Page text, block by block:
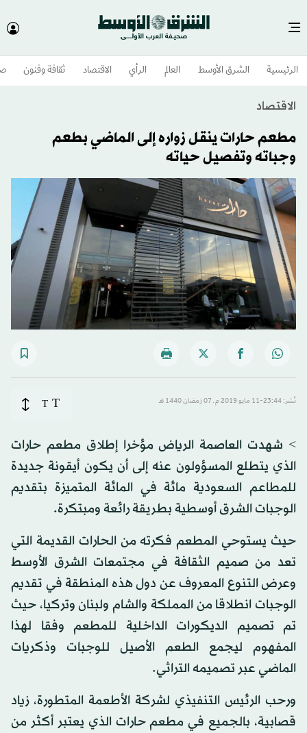
الرئيسية الشرق الأوسط​ العالم الرأي الاقتصاد ثقافة وفنون
الاقتصاد
مطعم حارات ينقل زواره إلى الماضي بطعم
وجباته وتفصيل حياته
نُشر: 23:44-11 مايو 2019 م ـ 07 رَمضان 1440 هـ T
T
> شهدت العاصمة الرياض مؤخرا إطلاق مطعم حارات
الذي يتطلع المسؤولون عنه إلى أن يكون أيقونة جديدة
للمطاعم السعودية مائة في المائة المتميزة بتقديم
الوجبات الشرق أوسطية بطريقة رائعة ومبتكرة.
حيث يستوحي المطعم فكرته من الحارات القديمة التي
تعد من صميم الثقافة في مجتمعات الشرق الأوسط
وعرض التنوع المعروف عن دول هذه المنطقة في تقديم
الوجبات انطلاقا من المملكة والشام ولبنان وتركيا، حيث
تم تصميم الديكورات الداخلية للمطعم وفقا لهذا
المفهوم ليجمع الطعم الأصيل للوجبات وذكريات
الماضي عبر تصميمه التراثي.
ورحب الرئيس التنفيذي لشركة الأطعمة المتطورة، زياد
قصابية، بالجميع في مطعم حارات الذي يعتبر أكثر من